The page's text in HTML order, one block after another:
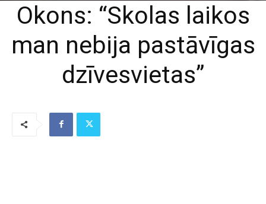
Okons: “Skolas laikos
man nebija pastāvīgas
dzīvesvietas”